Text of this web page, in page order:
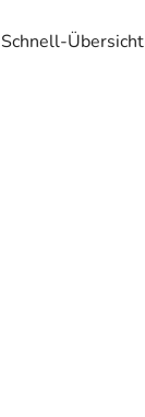
Schnell-Übersicht